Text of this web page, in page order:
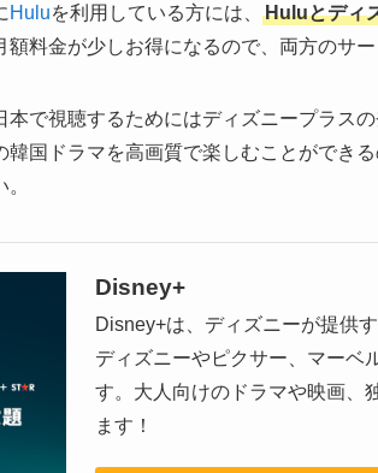
Huluを利用している方には、 Huluとディ
料金が少しお得になるので、両方のサ
本で視聴するためにはディズニープラス
韓国ドラマを高画質で楽しむことができ
Disney+
Disney+は、ディズニーが提供
ディズニーやピクサー、マーベ
す。大人向けのドラマや映画、
ます！